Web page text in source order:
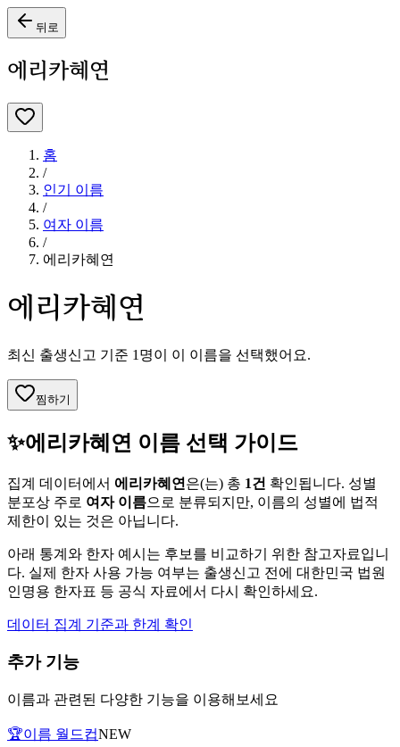
뒤로
에리카혜연
홈
/
인기 이름
/
여자 이름
/
에리카혜연
에리카혜연
최신 출생신고 기준 1 명이 이 이름을 선택했어요.
찜하기
✨에리카혜연 이름 선택 가이드
집계 데이터에서 에리카혜연 은(는) 총 1건 확인됩니다. 성별
분포상 주로 여자이름으로 분류되지만, 이름의 성별에 법적
제한이 있는 것은 아닙니다.
아래 통계와 한자 예시는 후보를 비교하기 위한 참고자료입니
다. 실제 한자 사용 가능 여부는 출생신고 전에 대한민국 법원
인명용 한자표 등 공식 자료에서 다시 확인하세요.
데이터 집계 기준과 한계 확인
추가 기능
이름과 관련된 다양한 기능을 이용해보세요
🏆이름 월드컵NEW